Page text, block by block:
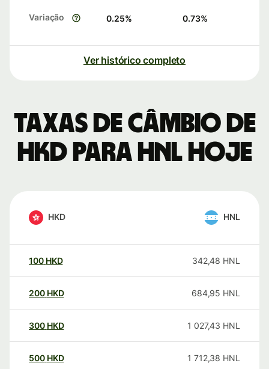
Variação 0.25% 0.73%
Ver histórico completo
Taxas de câmbio de
HKD para HNL hoje
HKD HNL
100 HKD 342,48 HNL
200 HKD 684,95 HNL
300 HKD 1 027,43 HNL
500 HKD 1 712,38 HNL